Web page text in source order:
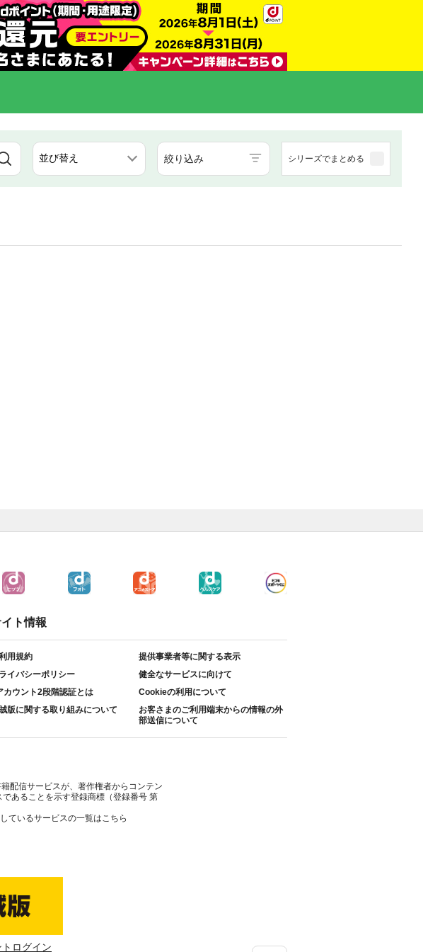
絞り込み シリーズでまとめる
ト情報
用規約
提供事業者等に関する表示
イバシーポリシー
健全なサービスに向けて
カウント2段階認証とは
Cookieの利用について
版に関する取り組みについて
お客さまのご利用端末からの情報の外
部送信について
配信サービスが、著作権者からコンテン
あることを示す登録商標（登録番号 第
ているサービスの一覧はこちら
ログイン